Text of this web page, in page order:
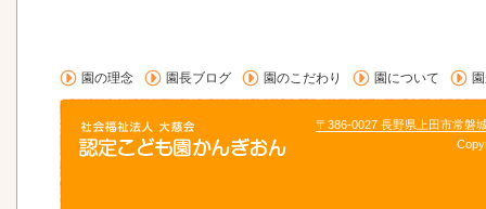
園の理念 園長ブログ 園のこだわり 園について
〒386-0027 長野県上田市常磐